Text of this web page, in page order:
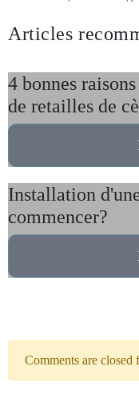
Articles
4 bonnes
de retailles de
Installation
commencer?
Comments are closed